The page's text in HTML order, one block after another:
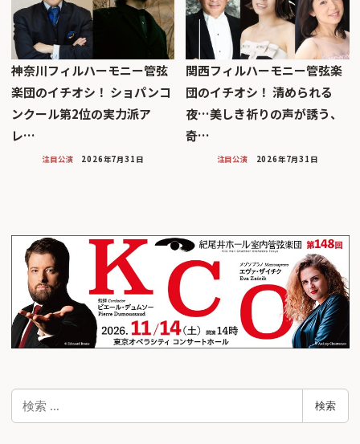
神奈川フィルハーモニー管弦
楽団のイチオシ！ ショパンコ
ンクール第2位の実力派ア
レ…
注目公演 2026年7月31日
関西フィルハーモニー管弦楽
団のイチオシ！ 清められる
夜…美しき祈りの声が誘う、
奇…
注目公演 2026年7月31日
検
検索